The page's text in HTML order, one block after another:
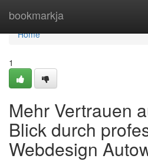
bookmarkja
Home
Home
1
Mehr Vertrauen
Blick durch
Webdesign